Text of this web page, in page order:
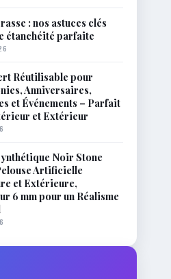
: nos astuces clés
étanchéité parfaite
Réutilisable pour
Anniversaires,
et Événements – Parfait
et Extérieur
Noir Stone
Artificielle
et Extérieure,
6 mm pour un Réalisme